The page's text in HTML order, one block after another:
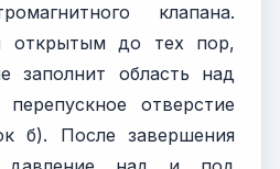
клапана.
открытым до тех пор,
заполнит область над
отверстие
б). После завершения